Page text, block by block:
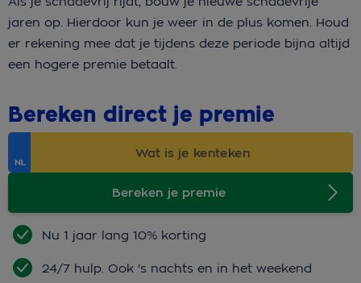
jaren op. Hierdoor kun je weer in de plus komen. Houd
er rekening mee dat je tijdens deze periode bijna altijd
een hogere premie betaalt.
Bereken direct je premie
Bereken je premie
Nu 1 jaar lang 10% korting
24/7 hulp. Ook 's nachts en in het weekend